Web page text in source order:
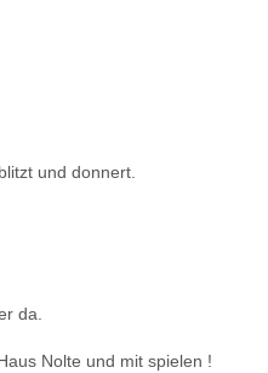
und donnert.
da.
Nolte und mit spielen !